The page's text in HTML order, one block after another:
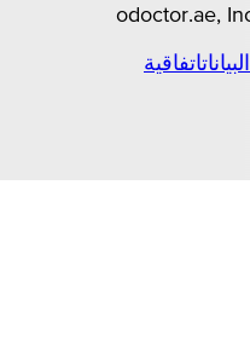
odoctor.ae ,
اتفاقية